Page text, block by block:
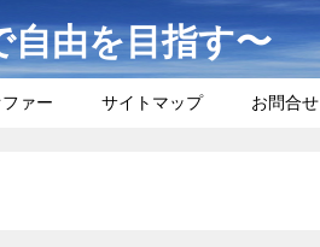
由を目指す〜
ァー サイトマップ お問合せ